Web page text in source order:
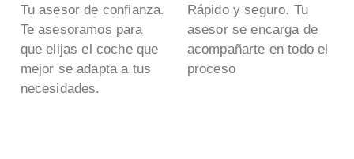
Tu asesor de confianza.
Te asesoramos para
que elijas el coche que
mejor se adapta a tus
necesidades.
Rápido y seguro. Tu
asesor se encarga de
acompañarte en todo el
proceso